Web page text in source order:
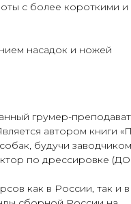
с более короткими и
насадок и ножей
грумер-
автором книги
будучи
по дрессировке
как в России, так и в